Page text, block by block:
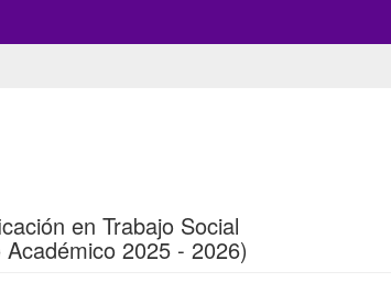
en Trabajo Social
Académico 2025 - 2026)